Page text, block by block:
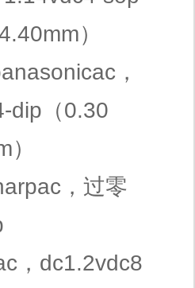
）
，
dip（0.30
，过零
，dc1.2vdc8